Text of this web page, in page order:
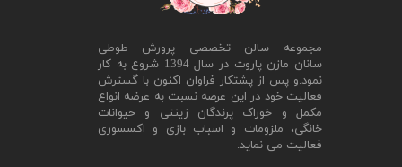
مجموعه سالن تخصصی پرورش طوطی
سانان مازن پاروت در سال 1394 شروع به کار
نمود.و پس از پشتکار فراوان اکنون با گسترش
فعالیت خود در این عرصه نسبت به عرضه انواع
مکمل و خوراک پرندگان زینتی و حیوانات
خانگی، ملزومات و اسباب بازی و اکسسوری
فعالیت می نماید.